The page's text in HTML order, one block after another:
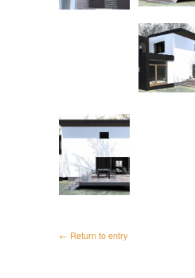
← Return to entry